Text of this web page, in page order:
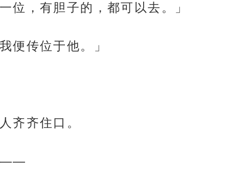
位，有胆子的，都可以去。」
便传位于他。」
齐齐住口。
——